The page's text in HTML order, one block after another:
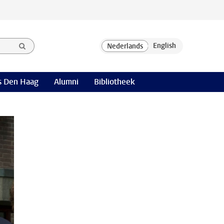
Den Haag Alumni Bibliotheek